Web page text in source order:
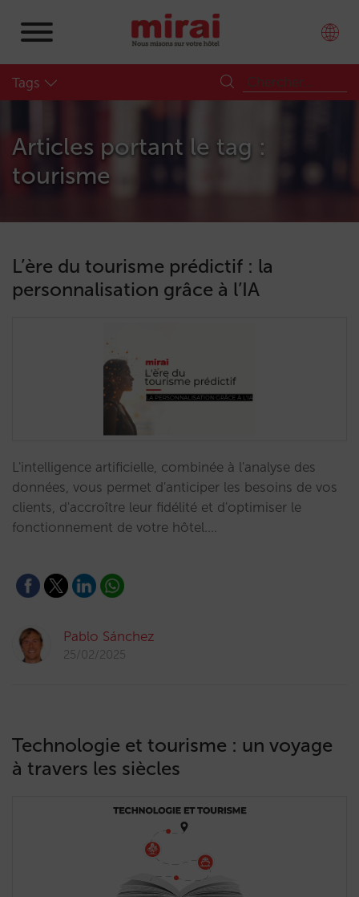
Tags
Articles portant le tag :
tourisme
L’ère du tourisme prédictif : la
personnalisation grâce à l’IA
L'intelligence artificielle, combinée à l'analyse des
données, vous permet d'anticiper les besoins de vos
clients, d'accroître leur fidélité et d'optimiser le
fonctionnement de votre hôtel.…
Pablo Sánchez
25/02/2025
Technologie et tourisme : un voyage
à travers les siècles